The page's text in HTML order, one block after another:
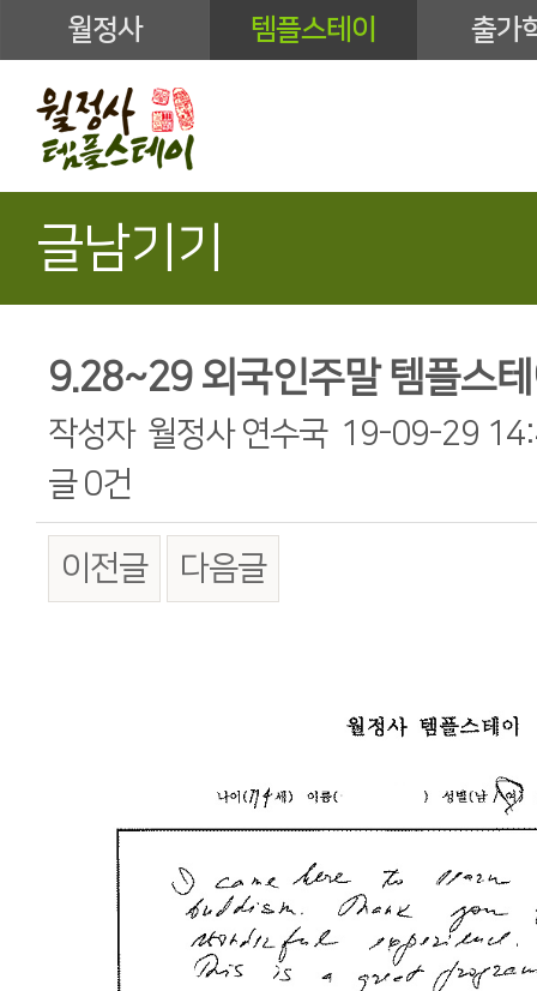
월정사 템플스테이 출가
글남기기
9.28~29 외국인주말 템플스
작성자 월정사 연수국 19-09-29
글 0건
이전글 다음글